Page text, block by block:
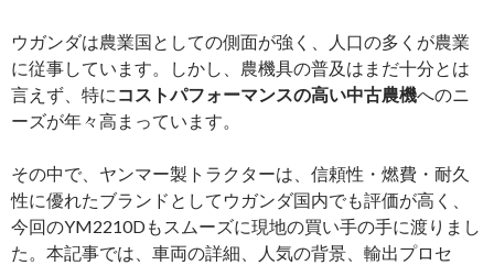
ウガンダは農業国としての側面が強く、人口の多くが農業
に従事しています。しかし、農機具の普及はまだ十分とは
言えず、特に コストパフォーマンスの高い中古農機へのニ
ーズが年々高まっています。
その中で、ヤンマー製トラクターは、信頼性・燃費・耐久
性に優れたブランドとしてウガンダ国内でも評価が高く、
今回のYM2210Dもスムーズに現地の買い手の手に渡りまし
た。本記事では、車両の詳細、人気の背景、輸出プロセ